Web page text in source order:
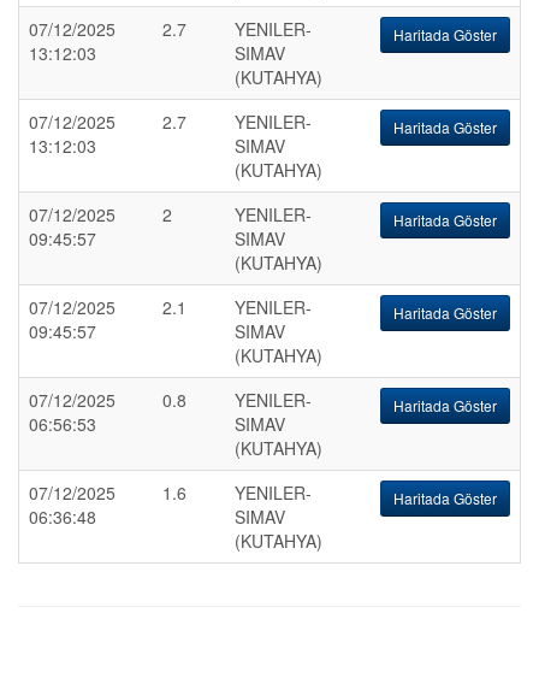
07/12/2025
13:12:03
2.7
YENILER-
SIMAV
(KUTAHYA)
Haritada Göster
07/12/2025
13:12:03
2.7
YENILER-
SIMAV
(KUTAHYA)
Haritada Göster
07/12/2025
09:45:57
2
YENILER-
SIMAV
(KUTAHYA)
Haritada Göster
07/12/2025
09:45:57
2.1
YENILER-
SIMAV
(KUTAHYA)
Haritada Göster
07/12/2025
06:56:53
0.8
YENILER-
SIMAV
(KUTAHYA)
Haritada Göster
07/12/2025
06:36:48
1.6
YENILER-
SIMAV
(KUTAHYA)
Haritada Göster